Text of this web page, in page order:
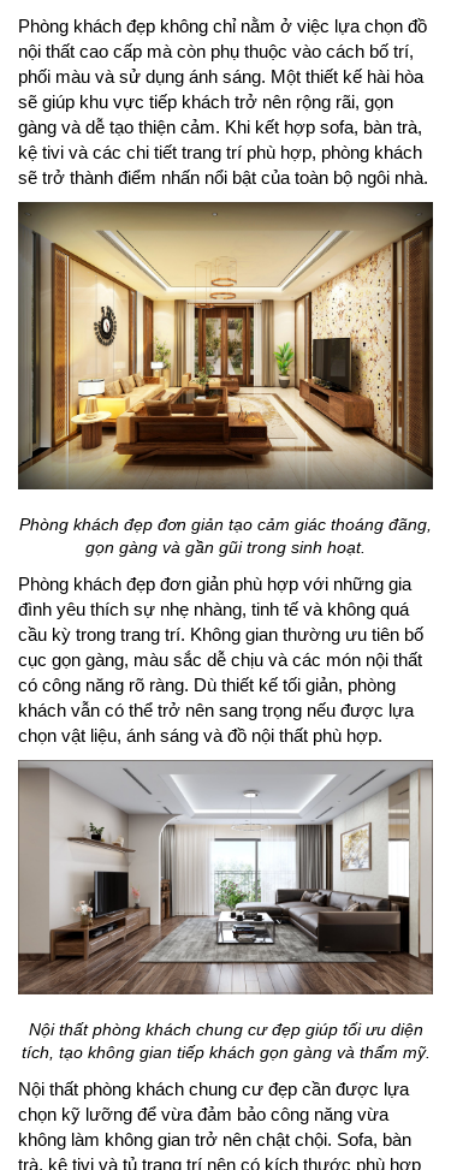
Phòng khách đẹp không chỉ nằm ở việc lựa chọn đồ
nội thất cao cấp mà còn phụ thuộc vào cách bố trí,
phối màu và sử dụng ánh sáng. Một thiết kế hài hòa
sẽ giúp khu vực tiếp khách trở nên rộng rãi, gọn
gàng và dễ tạo thiện cảm. Khi kết hợp sofa, bàn trà,
kệ tivi và các chi tiết trang trí phù hợp, phòng khách
sẽ trở thành điểm nhấn nổi bật của toàn bộ ngôi nhà.
Phòng khách đẹp đơn giản tạo cảm giác thoáng đãng,
gọn gàng và gần gũi trong sinh hoạt.
Phòng khách đẹp đơn giản phù hợp với những gia
đình yêu thích sự nhẹ nhàng, tinh tế và không quá
cầu kỳ trong trang trí. Không gian thường ưu tiên bố
cục gọn gàng, màu sắc dễ chịu và các món nội thất
có công năng rõ ràng. Dù thiết kế tối giản, phòng
khách vẫn có thể trở nên sang trọng nếu được lựa
chọn vật liệu, ánh sáng và đồ nội thất phù hợp.
Nội thất phòng khách chung cư đẹp giúp tối ưu diện
tích, tạo không gian tiếp khách gọn gàng và thẩm mỹ.
Nội thất phòng khách chung cư đẹp cần được lựa
chọn kỹ lưỡng để vừa đảm bảo công năng vừa
không làm không gian trở nên chật chội. Sofa, bàn
trà, kệ tivi và tủ trang trí nên có kích thước phù hợp